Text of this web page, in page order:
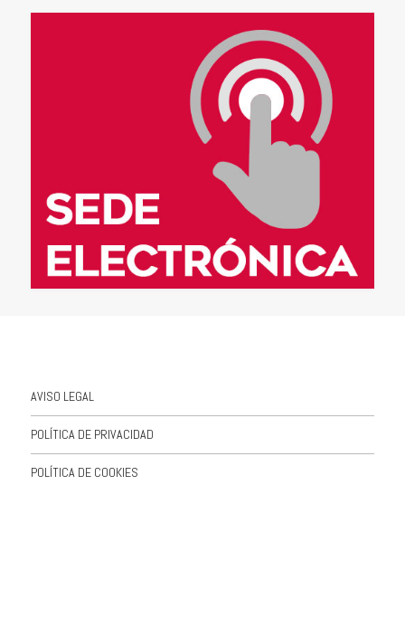
AVISO LEGAL
POLÍTICA DE PRIVACIDAD
POLÍTICA DE COOKIES